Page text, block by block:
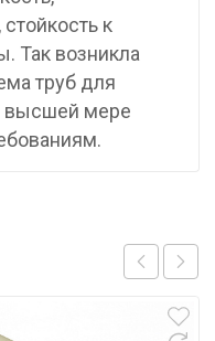
к
Так возникла
труб для
высшей мере